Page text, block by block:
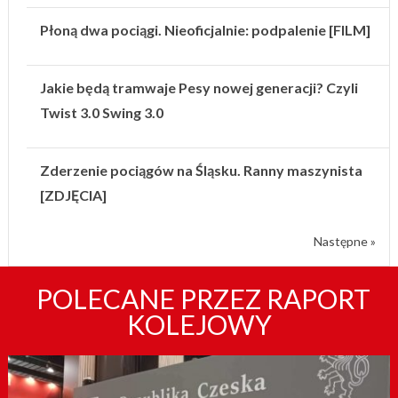
Płoną dwa pociągi. Nieoficjalnie: podpalenie [FILM]
Jakie będą tramwaje Pesy nowej generacji? Czyli
Twist 3.0 Swing 3.0
Zderzenie pociągów na Śląsku. Ranny maszynista
[ZDJĘCIA]
Następne »
POLECANE PRZEZ RAPORT
KOLEJOWY